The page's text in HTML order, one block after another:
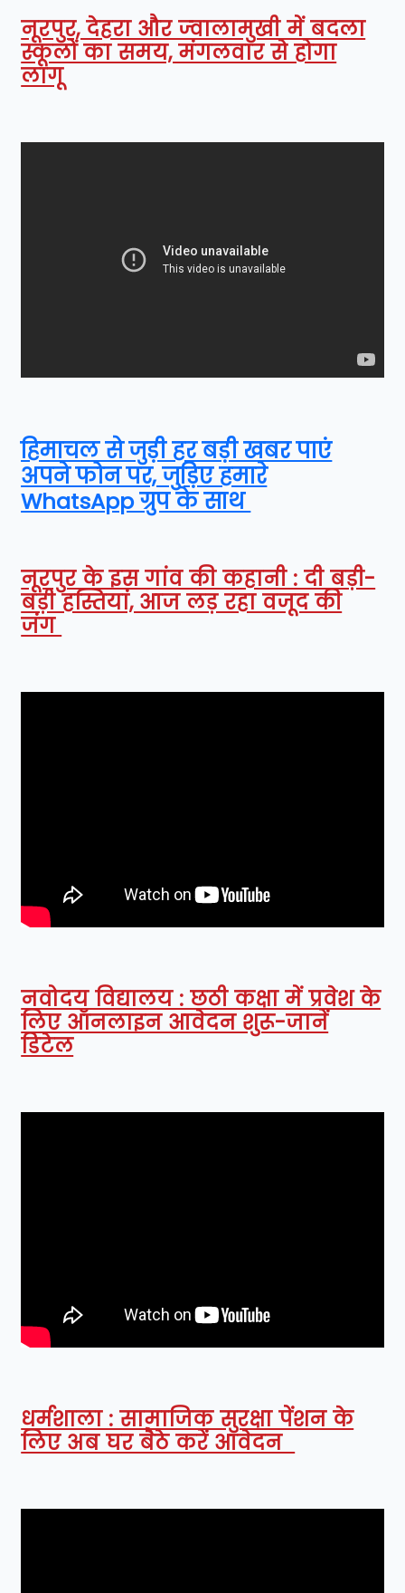
नूरपुर, देहरा और ज्वालामुखी में बदला
स्कूलों का समय, मंगलवार से होगा
लागू
हिमाचल से जुड़ी हर बड़ी खबर पाएं
अपने फोन पर, जुड़िए हमारे
WhatsApp ग्रुप के साथ
नूरपुर के इस गांव की कहानी : दी बड़ी-
बड़ी हस्तियां, आज लड़ रहा वजूद की
जंग
नवोदय विद्यालय : छठी कक्षा में प्रवेश के
लिए ऑनलाइन आवेदन शुरू-जानें
डिटेल
धर्मशाला : सामाजिक सुरक्षा पेंशन के
लिए अब घर बैठे करें आवेदन